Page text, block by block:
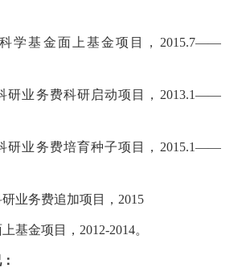
学基金面上基金项目，2015.7——
研业务费科研启动项目，2013.1——
研业务费培育种子项目，2015.1——
业务费追加项目，2015
基金项目，2012-2014。